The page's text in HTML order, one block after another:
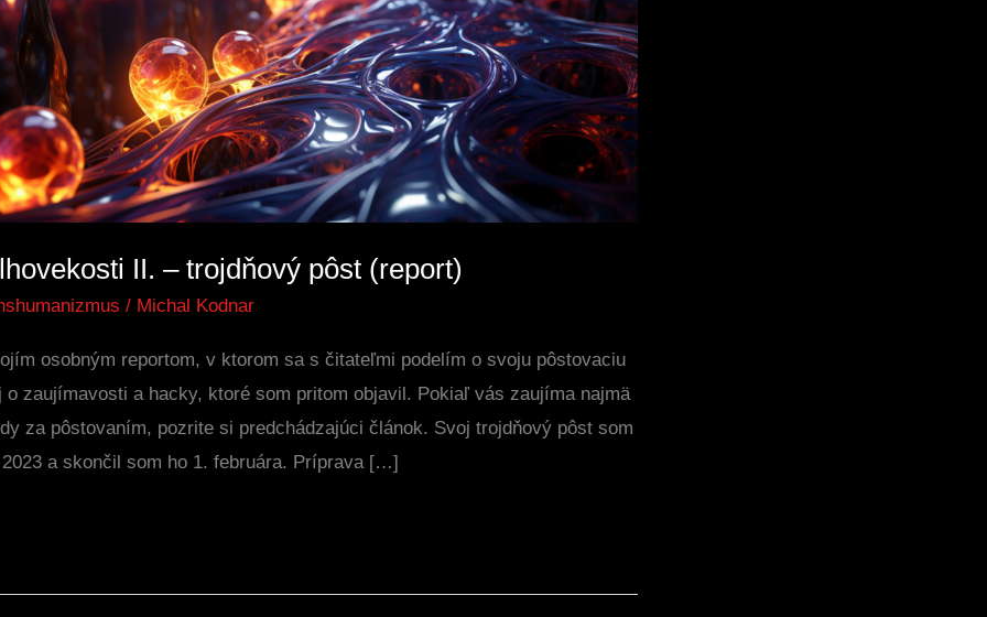
II. – trojdňový pôst (report)
/ Michal Kodnar
osobným reportom, v ktorom sa s čitateľmi podelím o svoju pôstovaciu
zaujímavosti a hacky, ktoré som pritom objavil. Pokiaľ vás zaujíma najmä
za pôstovaním, pozrite si predchádzajúci článok. Svoj trojdňový pôst som
a skončil som ho 1. februára. Príprava […]